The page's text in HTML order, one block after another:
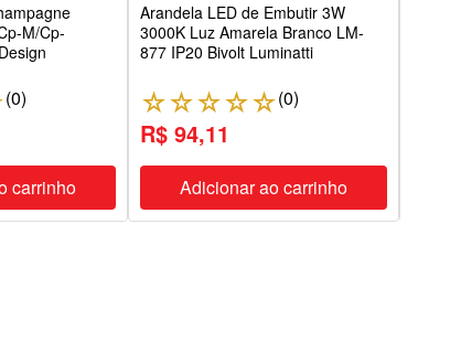
M/Cp-
(0)
carrinho
Arandela LED de Embutir 3W
3000K Luz Amarela Branco LM-
877 IP20 Bivolt Luminatti
☆☆☆☆☆(0)
R$ 94,11
Adicionar ao carrinho